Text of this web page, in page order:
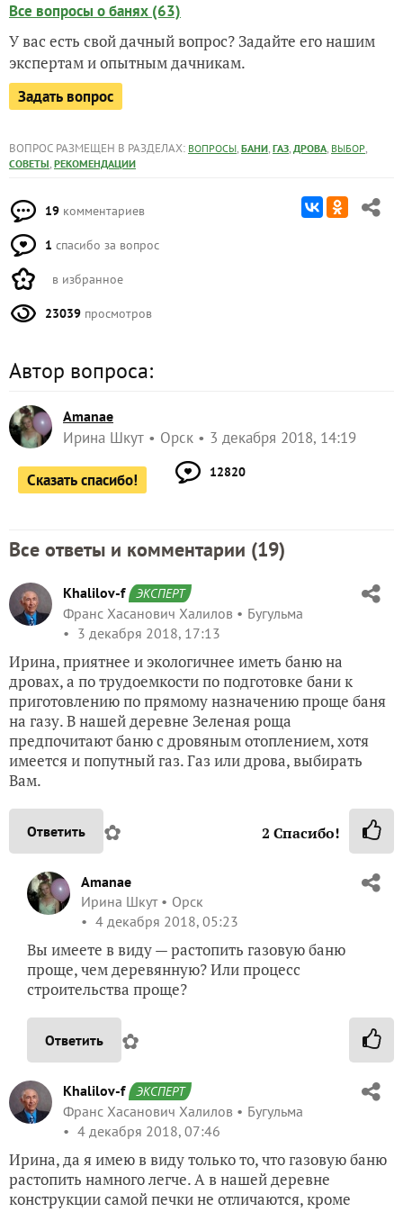
Все вопросы о банях (63)
У вас есть свой дачный вопрос? Задайте его нашим
экспертам и опытным дачникам.
Задать вопрос
ВОПРОС РАЗМЕЩЕН В РАЗДЕЛАХ: ВОПРОСЫ, БАНИ, ГАЗ, ДРОВА, ВЫБОР,
СОВЕТЫ, РЕКОМЕНДАЦИИ
19 комментариев
1 спасибо за вопрос
в избранное
23039 просмотров
Автор вопроса:
Amanae
Ирина Шкут Орск 3 декабря 2018, 14:19
Сказать спасибо! 12820
Все ответы и комментарии (19)
Khalilov-f ЭКСПЕРТ
Франс Хасанович Халилов
Бугульма
3 декабря 2018, 17:13
Ирина, приятнее и экологичнее иметь баню на
дровах, а по трудоемкости по подготовке бани к
приготовлению по прямому назначению проще баня
на газу. В нашей деревне Зеленая роща
предпочитают баню с дровяным отоплением, хотя
имеется и попутный газ. Газ или дрова, выбирать
Вам.
Ответить ✿ 2 Спасибо!
Amanae
Ирина Шкут
Орск
4 декабря 2018, 05:23
Вы имеете в виду — растопить газовую баню
проще, чем деревянную? Или процесс
строительства проще?
Ответить ✿
Khalilov-f ЭКСПЕРТ
Франс Хасанович Халилов
Бугульма
4 декабря 2018, 07:46
Ирина, да я имею в виду только то, что газовую баню
растопить намного легче. А в нашей деревне
конструкции самой печки не отличаются, кроме